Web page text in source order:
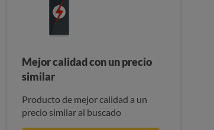
Mejor calidad con un precio
similar
Producto de mejor calidad a un
precio similar al buscado